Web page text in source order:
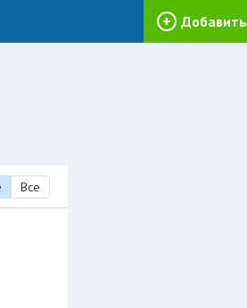
Добавить
Все